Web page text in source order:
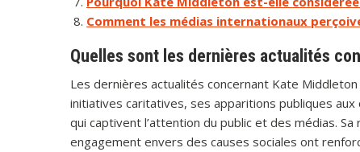
Comment les médias internationaux
Quelles sont les dernières actualités
Les dernières actualités concernant Kate
initiatives caritatives, ses apparitions publiques
qui captivent l’attention du public et des médias.
engagement envers des causes sociales ont